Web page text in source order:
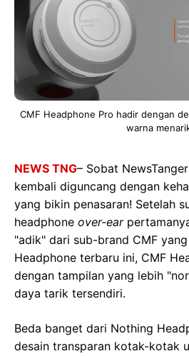
CMF Headphone Pro hadir dengan
warna
NEWS TNG– Sobat
kembali diguncang dengan
yang bikin penasaran! Setelah
headphone over-ear
"adik" dari sub-brand CMF
Headphone terbaru ini, CMF
dengan tampilan yang lebih
daya tarik tersendiri.
Beda banget dari Nothing
desain transparan kotak-kotak